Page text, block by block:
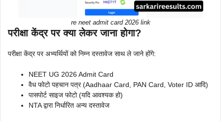
re neet admit card 2026 link
परीक्षा केंद्र पर क्या लेकर जाना होगा?
परीक्षा केंद्र पर अभ्यर्थियों को निम्न दस्तावेज साथ ले जाने होंगे:
NEET UG 2026 Admit Card
वैध फोटो पहचान पत्र (Aadhaar Card, PAN Card, Voter ID आदि)
पासपोर्ट साइज फोटो (यदि आवश्यक हो)
NTA द्वारा निर्धारित अन्य दस्तावेज